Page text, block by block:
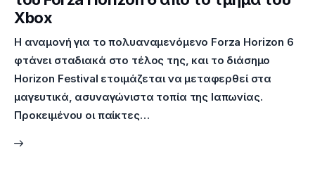
Xbox
Η αναμονή για το πολυαναμενόμενο Forza Horizon 6
φτάνει σταδιακά στο τέλος της, και το διάσημο
Horizon Festival ετοιμάζεται να μεταφερθεί στα
μαγευτικά, ασυναγώνιστα τοπία της Ιαπωνίας.
Προκειμένου οι παίκτες…